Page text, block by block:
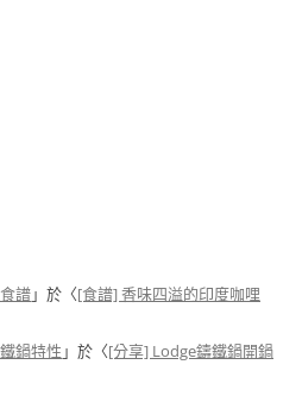
譜」於〈[食譜] 香味四溢的印度咖哩
鍋特性 」於〈[分享] Lodge鑄鐵鍋開鍋